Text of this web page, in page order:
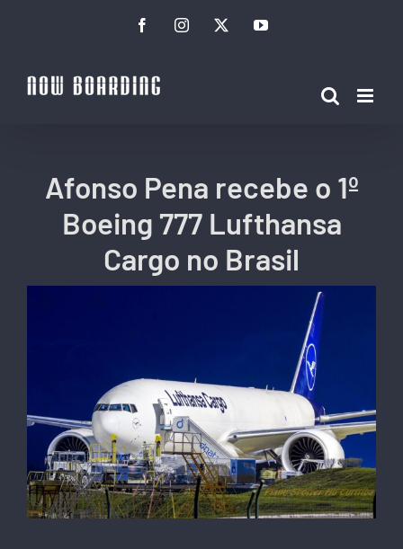
conteúdo
FacebookInstagramTwitterYouTube
Afonso Pena recebe o 1º
Boeing 777 Lufthansa
Cargo no Brasil